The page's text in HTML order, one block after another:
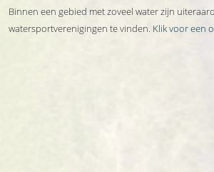
Binnen een gebied met zoveel water zijn
watersportverenigingen te vinden. Klik voor een